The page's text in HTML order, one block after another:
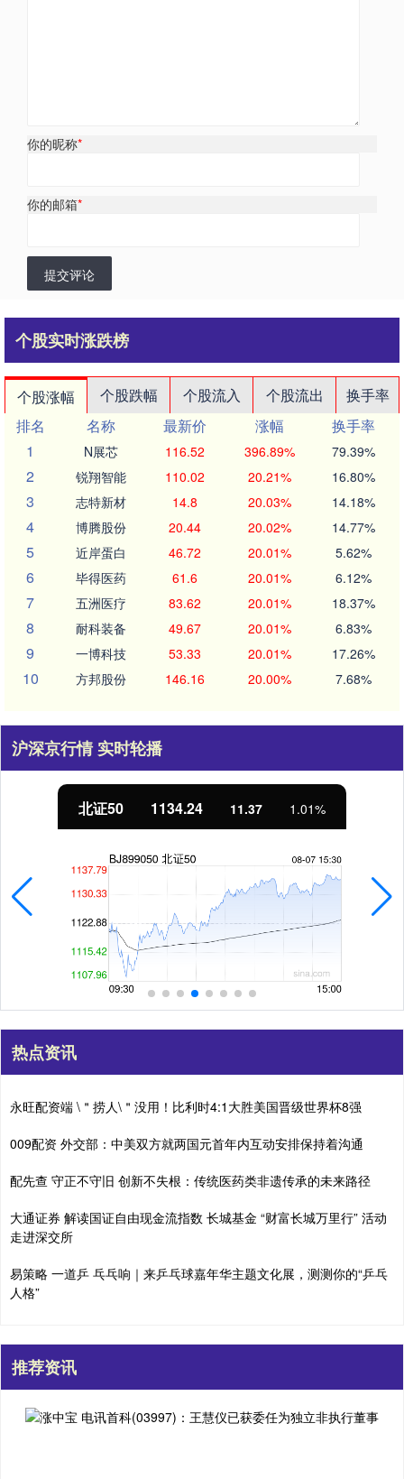
你的昵称*
你的邮箱*
提交评论
个股实时涨跌榜
个股涨幅 个股跌幅 个股流入 个股流出
换手率
排名
名称 最新价 涨幅
换手率
1
N展芯 116.52 396.89% 79.39%
2 锐翔智能 110.02 20.21% 16.80%
3 志特新材 14.8 20.03% 14.18%
4 博腾股份 20.44 20.02% 14.77%
5 近岸蛋白 46.72 20.01% 5.62%
6 毕得医药 61.6 20.01% 6.12%
7 五洲医疗 83.62 20.01% 18.37%
8 耐科装备 49.67 20.01% 6.83%
9 一博科技 53.33 20.01% 17.26%
10 方邦股份 146.16 20.00% 7.68%
沪深京行情 实时轮播
北证50 1134.24 11.37 1.01%
热点资讯
永旺配资端 \＂捞人\＂没用！比利时4:1大胜美国晋级世界杯8强
009配资 外交部：中美双方就两国元首年内互动安排保持着沟通
配先查 守正不守旧 创新不失根：传统医药类非遗传承的未来路径
大通证券 解读国证自由现金流指数 长城基金 “财富长城万里行” 活动
走进深交所
易策略 一道乒 乓乓响｜来乒乓球嘉年华主题文化展，测测你的“乒乓
人格”
推荐资讯